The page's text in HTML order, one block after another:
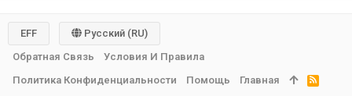
EFF
Русский (RU)
Обратная Связь
Условия И Правила
Политика Конфиденциальности
Помощь Главная
R
S